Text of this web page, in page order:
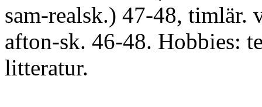
sam-realsk.) 47-48, timlär.
afton-sk. 46-48. Hobbies:
litteratur.